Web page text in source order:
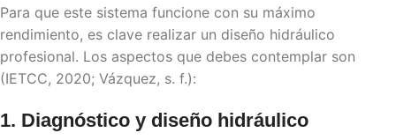
Para que este sistema funcione con su máximo
rendimiento, es clave realizar un diseño hidráulico
profesional. Los aspectos que debes contemplar son
(IETCC, 2020; Vázquez, s. f.):
1. Diagnóstico y diseño hidráulico